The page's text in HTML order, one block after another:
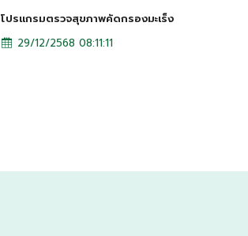
โปรแกรมตรวจสุขภาพคัดกรองมะเร็ง
29/12/2568 08:11:11